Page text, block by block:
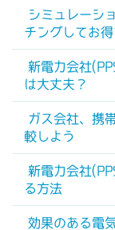
シミュレーシ
チングしてお得
新電力会社
は大丈夫？
ガス会社、携
較しよう
新電力会社
る方法
効果のある電